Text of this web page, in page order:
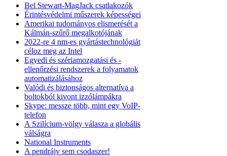
Bel Stewart-MagJack csatlakozók
Érintésvédelmi műszerek képességei
Amerikai tudományos elismerését a
Kálmán-szűrő megalkotójának
2022-re 4 nm-es gyártástechnológiát
céloz meg az Intel
Egyedi és szériamozgatási és -
ellenőrzési rendszerek a folyamatok
automatizálásához
Valódi és biztonságos alternatíva a
boltokból kivont izzólámpákra
Skype: messze több, mint egy VoIP-
telefon
A Szilícium-völgy válasza a globális
válságra
National Instruments
A pendrájv sem csodaszer!